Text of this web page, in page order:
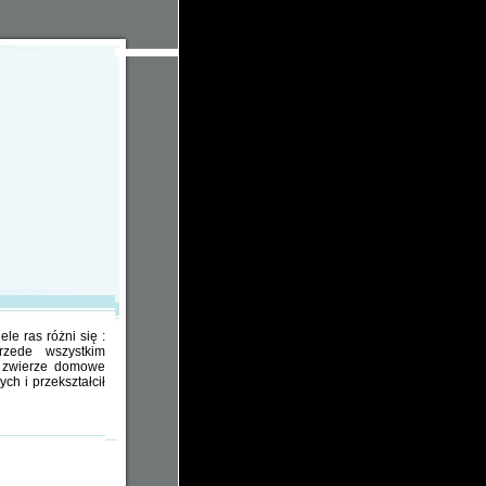
ras różni się :
wszystkim
domowe
i przekształcił